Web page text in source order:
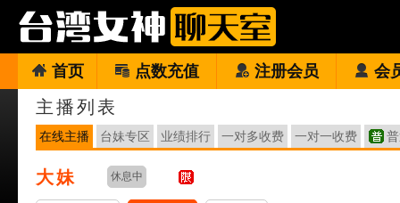
首页 点数充值 注册会员 会
主播列表
在线主播 台妹专区 业绩排行 一对多收费 一对一收费
大妹 休息中